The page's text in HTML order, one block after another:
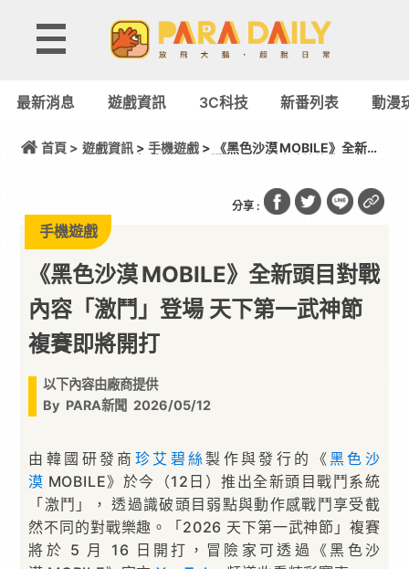
最新消息 遊戲資訊 3C科技 新番列表 動漫
首頁 > 遊戲資訊> 手機遊戲> 《黑色沙漠 MOBILE》全新頭
分享 :
手機遊戲
《黑色沙漠 MOBILE》全新頭目對戰
內容「激鬥」登場 天下第一武神節
複賽即將開打
以下內容由廠商提供
By PARA新聞 2026/05/12
由韓國研發商 珍艾碧絲製作與發行的《黑色沙
漠 MOBILE》於今（12日）推出全新頭目戰鬥系統
「激鬥」， 透過識破頭目弱點與動作感戰鬥享受截
然不同的對戰樂趣。「2026 天下第一武神節」複賽
將於 5 月 16 日開打，冒險家可透過《黑色沙